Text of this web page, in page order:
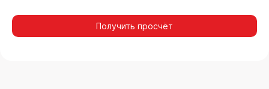
Получить просчёт